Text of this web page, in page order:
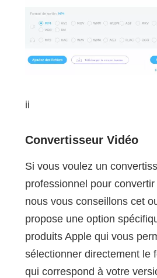
ii
Convertisseur Vidéo
Si vous voulez un
professionnel pour
nous vous conseillons cet
propose une option
produits Apple qui vous
sélectionner directement le
qui correspond à votre